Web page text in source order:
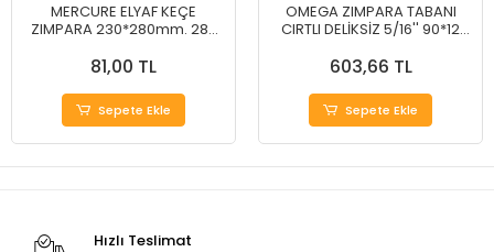
MERCURE ELYAF KEÇE
ZIMPARA 230*280mm. 280
81,00 TL
Sepete Ekle
OMEGA ZIMPARA TABANI
CIRTLI DELİKSİZ 5/16'' 90*12
603,66 TL
Sepete Ekle
Hızlı Teslimat